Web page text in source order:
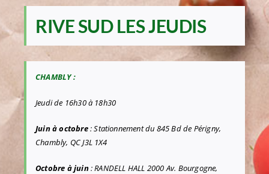
RIVE SUD LES JEUDIS
CHAMBLY :
Jeudi de 16h30 à 18h30
Juin à octobre:Stationnement du 845 Bd de Périgny,
Chambly, QC J3L 1X4
Octobre à juin: RANDELL HALL 2000 Av. Bourgogne,